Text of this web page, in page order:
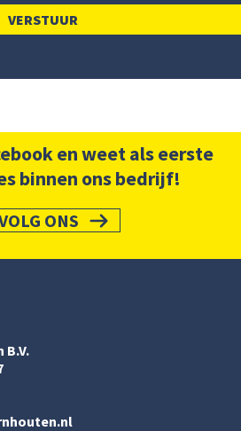
en weet als eerste
binnen ons bedrijf!
ONS